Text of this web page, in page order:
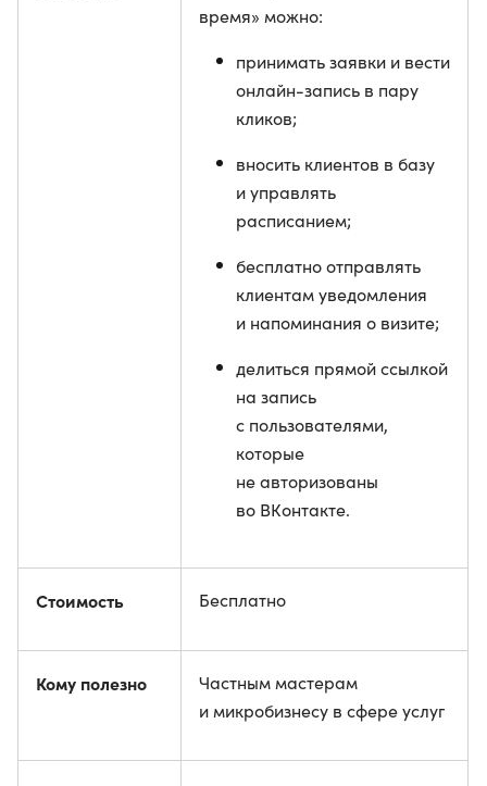
время» можно:
принимать заявки и вести
онлайн-запись в пару
кликов;
вносить клиентов в базу
и управлять
расписанием;
бесплатно отправлять
клиентам уведомления
и напоминания о визите;
делиться прямой ссылкой
на запись
с пользователями,
которые
не авторизованы
во ВКонтакте.
Стоимость Бесплатно
Кому полезно
Частным мастерам
и микробизнесу в сфере услуг